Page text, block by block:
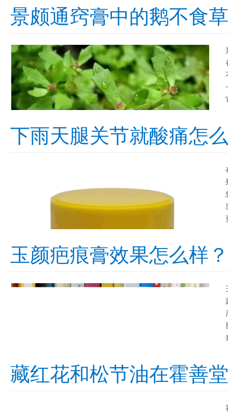
景颇通窍膏中的鹅不食
下雨天腿关节就酸痛怎
玉颜疤痕膏效果怎么样？
藏红花和松节油在霍善